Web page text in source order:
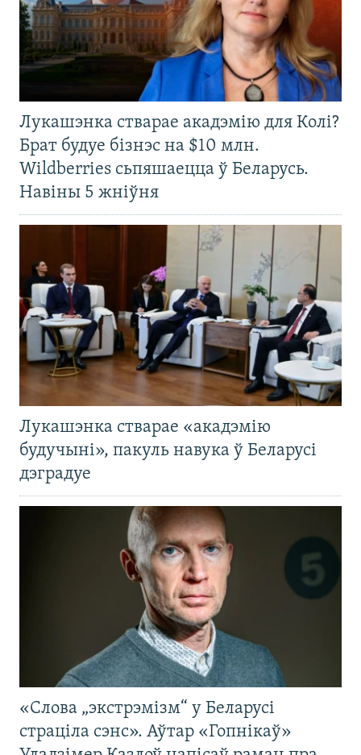
Лукашэнка стварае акадэмію для Колі?
Брат будуе бізнэс на $10 млн.
Wildberries сьпяшаецца ў Беларусь.
Навіны 5 жніўня
Лукашэнка стварае «акадэмію
будучыні», пакуль навука ў Беларусі
дэградуе
«Слова „экстрэмізм“ у Беларусі
страціла сэнс». Аўтар «Гопнікаў»